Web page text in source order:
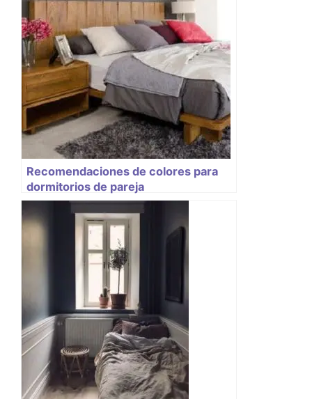
Recomendaciones de colores para
dormitorios de pareja